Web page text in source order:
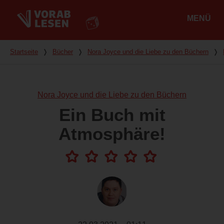
MENÜ
Du bist hier
Startseite ❭ Bücher ❭ Nora Joyce und die Liebe zu den Büchern ❭
Nora Joyce und die Liebe zu den Büchern
Ein Buch mit
Atmosphäre!